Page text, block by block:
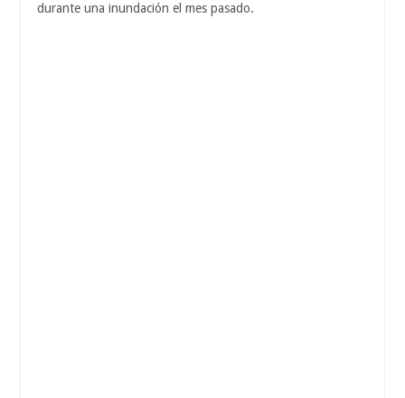
durante una inundación el mes pasado.